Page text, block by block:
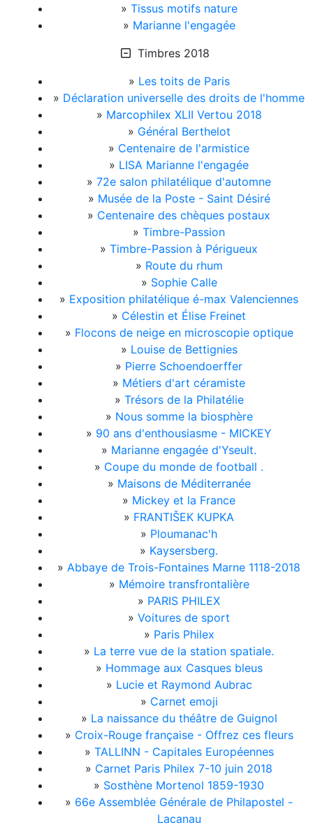
» Tissus motifs nature
» Marianne l'engagée
Timbres 2018
» Les toits de Paris
» Déclaration universelle des droits de l'homme
» Marcophilex XLII Vertou 2018
» Général Berthelot
» Centenaire de l'armistice
» LISA Marianne l'engagée
» 72e salon philatélique d'automne
» Musée de la Poste - Saint Désiré
» Centenaire des chèques postaux
» Timbre-Passion
» Timbre-Passion à Périgueux
» Route du rhum
» Sophie Calle
» Exposition philatélique é-max Valenciennes
» Célestin et Élise Freinet
» Flocons de neige en microscopie optique
» Louise de Bettignies
» Pierre Schoendoerffer
» Métiers d'art céramiste
» Trésors de la Philatélie
» Nous somme la biosphère
» 90 ans d'enthousiasme - MICKEY
» Marianne engagée d'Yseult.
» Coupe du monde de football .
» Maisons de Méditerranée
» Mickey et la France
» FRANTIŠEK KUPKA
» Ploumanac'h
» Kaysersberg.
» Abbaye de Trois-Fontaines Marne 1118-2018
» Mémoire transfrontalière
» PARIS PHILEX
» Voitures de sport
» Paris Philex
» La terre vue de la station spatiale.
» Hommage aux Casques bleus
» Lucie et Raymond Aubrac
» Carnet emoji
» La naissance du théâtre de Guignol
» Croix-Rouge française - Offrez ces fleurs
» TALLINN - Capitales Européennes
» Carnet Paris Philex 7-10 juin 2018
» Sosthène Mortenol 1859-1930
» 66e Assemblée Générale de Philapostel -
Lacanau